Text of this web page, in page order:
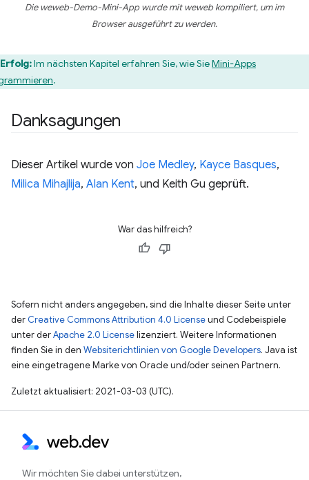
Die weweb-Demo-Mini-App wurde mit weweb kompiliert, um im
Browser ausgeführt zu werden.
Erfolg:Im nächsten Kapitel erfahren Sie, wie SieMini-Apps
.
Danksagungen
Dieser Artikel wurde von Joe Medley, Kayce Basques,
Milica Mihajlija, Alan Kent, und Keith Gu geprüft.
War das hilfreich?
Sofern nicht anders angegeben, sind die Inhalte dieser Seite unter
der Creative Commons Attribution 4.0 Licenseund Codebeispiele
unter derApache 2.0 Licenselizenziert. Weitere Informationen
finden Sie in den Websiterichtlinien von Google Developers. Java ist
eine eingetragene Marke von Oracle und/oder seinen Partnern.
Zuletzt aktualisiert: 2021-03-03 (UTC).
Wir möchten Sie dabei unterstützen,